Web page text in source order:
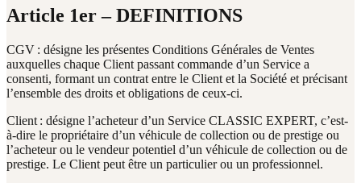
Article 1er – DEFINITIONS
CGV : désigne les présentes Conditions Générales de Ventes
auxquelles chaque Client passant commande d’un Service a
consenti, formant un contrat entre le Client et la Société et précisant
l’ensemble des droits et obligations de ceux-ci.
Client : désigne l’acheteur d’un Service CLASSIC EXPERT, c’est-
à-dire le propriétaire d’un véhicule de collection ou de prestige ou
l’acheteur ou le vendeur potentiel d’un véhicule de collection ou de
prestige. Le Client peut être un particulier ou un professionnel.